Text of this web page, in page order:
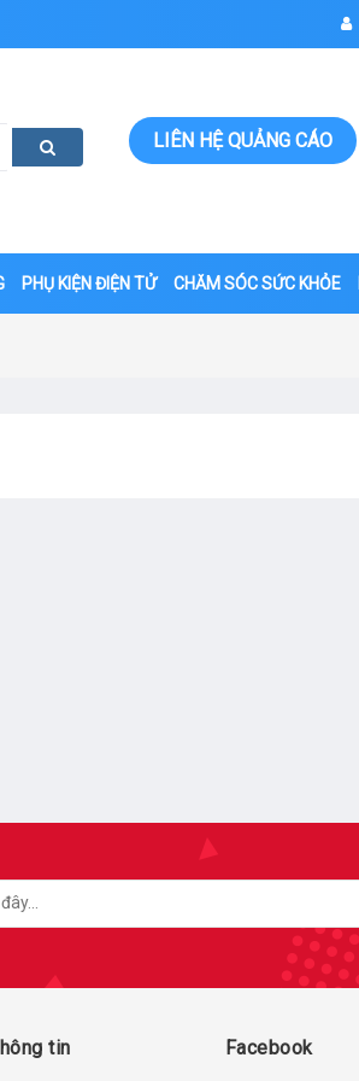
LIÊN HỆ QUẢNG CÁO
PHỤ KIỆN ĐIỆN TỬ CHĂM SÓC SỨC KHỎE
tin Facebook